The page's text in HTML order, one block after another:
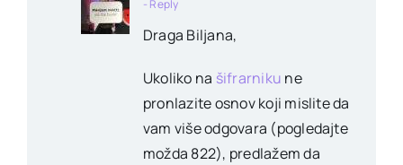
- Reply
Draga Biljana,
Ukoliko na šifrarniku ne
pronlazite osnov koji mislite da
vam više odgovara (pogledajte
možda 822), predlažem da